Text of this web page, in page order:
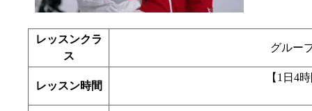
レッスンクラ
ス
グルー
レッスン時間
【1日4